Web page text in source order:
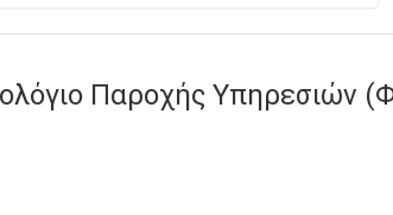
Παροχής Υπηρεσιών